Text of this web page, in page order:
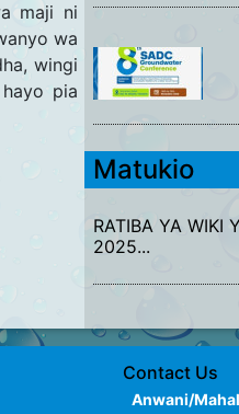
Matukio
RATIBA YA WIKI
2025...
maji ni
wa
wingi
pia
Contact Us
Anwani/